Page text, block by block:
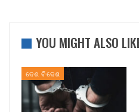
YOU MIGHT ALSO
ଦେଶ ବିଦେଶ